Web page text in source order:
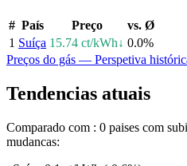
# País Preço
vs. Ø
1 Suíça 15.74 ct/kWh↓ 0.0%
Preços do gás — Perspetiva
Tendencias atuais
Comparado com : 0 paises com
mudancas: